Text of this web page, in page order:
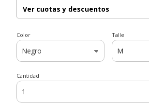
Ver cuotas y descuentos
Color Talle
Cantidad